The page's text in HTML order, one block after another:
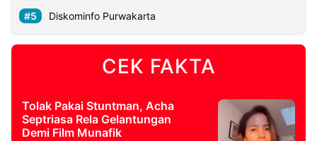
Diskominfo Purwakarta
CEK FAKTA
Tolak Pakai Stuntman, Acha
Septriasa Rela Gelantungan
Demi Film Munafik